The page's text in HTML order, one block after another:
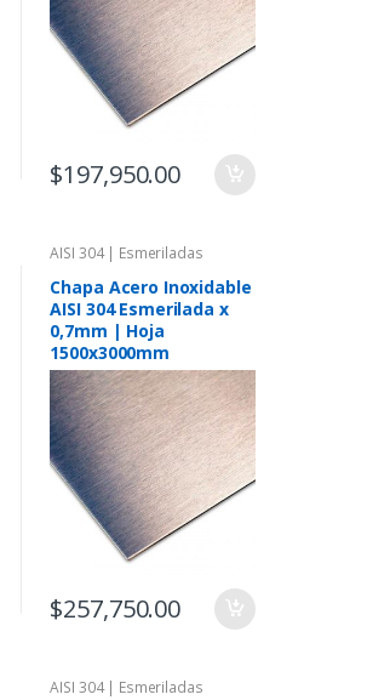
$197,950.00
AISI 304 | Esmeriladas
Chapa Acero Inoxidable
AISI 304 Esmerilada x
0,7mm | Hoja
1500x3000mm
$257,750.00
AISI 304 | Esmeriladas